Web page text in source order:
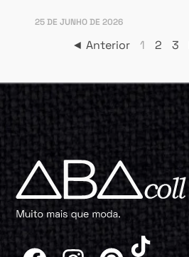
25 DE JUNHO DE 2026
◄ Anterior 1 2 3